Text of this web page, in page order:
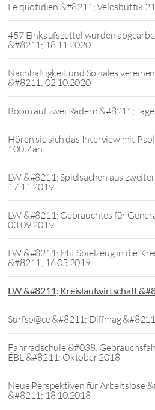
Le quotidien &#8211; Vëlosbuttik
457 Einkaufszettel wurden
&#8211; 18.11.2020
Nachhaltigkeit und Soziales
&#8211; 02.10.2020
Boom auf zwei Rädern &#8211;
Hören sie sich das Interview mit
100,7 an
LW &#8211; Spielsachen aus
17.11.2019
LW &#8211; Gebrauchtes für
03.09.2019
LW &#8211; Mit Spielzeug in die
&#8211; 16.05.2019
LW &#8211; Kreislaufwirtschaft
Surfsp@ce &#8211; Diffmag
Fahrradschule &#038;
ËBL &#8211; Oktober 2018
Neue Perspektiven für Arbeitslose
&#8211; 18.10.2018